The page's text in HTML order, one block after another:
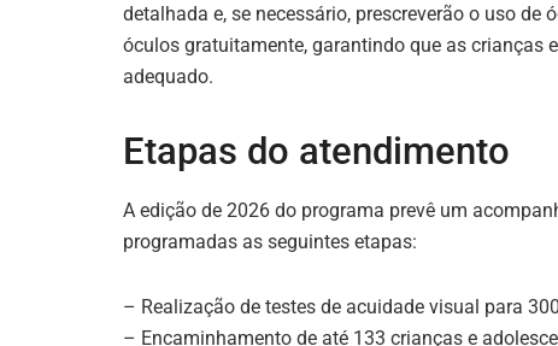
detalhada e, se necessário, prescreverão o uso
óculos gratuitamente, garantindo que as crianças
adequado.
Etapas do atendimento
A edição de 2026 do programa prevê um
programadas as seguintes etapas:
– Realização de testes de acuidade visual para
– Encaminhamento de até 133 crianças e